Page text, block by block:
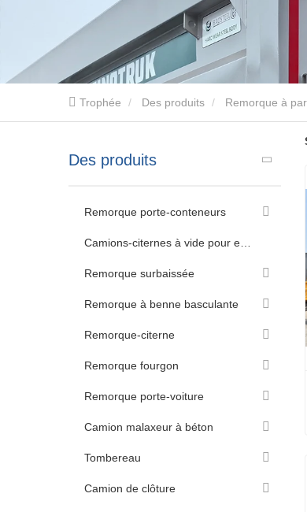
Trophée Des produits Remorque à
Des produits
Remorque porte-conteneurs
Remorque surbaissée
Remorque à benne basculante
Remorque-citerne
Remorque fourgon
Remorque porte-voiture
Camion malaxeur à béton
Tombereau
Camion de clôture